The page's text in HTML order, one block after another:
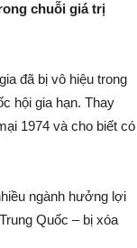
chuỗi giá trị
đã bị vô hiệu trong
hội gia hạn. Thay
1974 và cho biết có
ngành hưởng lợi
Quốc – bị xóa